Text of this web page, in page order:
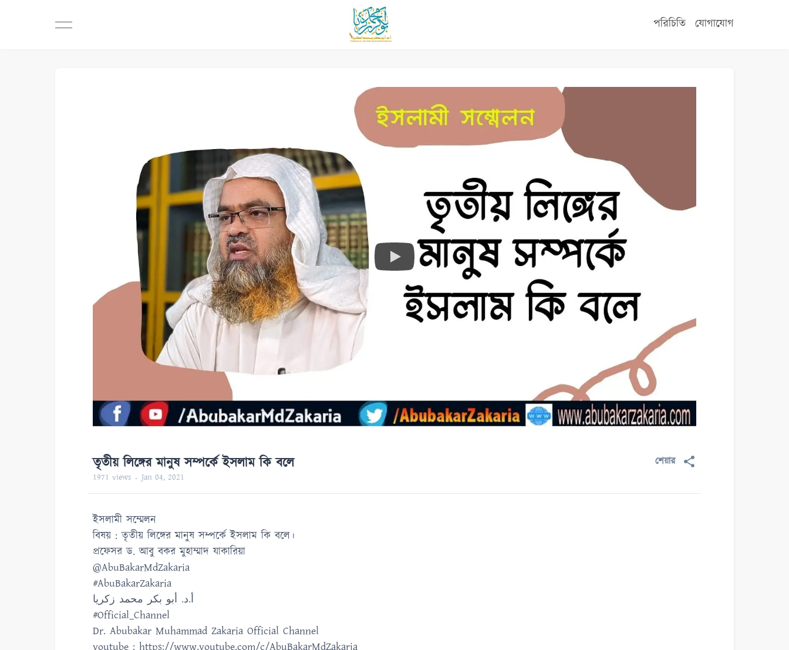
পরিচিতি যোগাযোগ
তৃতীয় লিঙ্গের মানুষ সম্পর্কে ইসলাম কি বলে
1971 views Jan 04, 2021
শেয়ার
ইসলামী সম্মেলন
বিষয় : তৃতীয় লিঙ্গের মানুষ সম্পর্কে ইসলাম কি বলে।
প্রফেসর ড. আবু বকর মুহাম্মাদ যাকারিয়া
@AbuBakarMdZakaria
#AbuBakarZakaria
أ.د. أبو بكر محمد زكريا
#Official_Channel
Dr. Abubakar Muhammad Zakaria Official Channel